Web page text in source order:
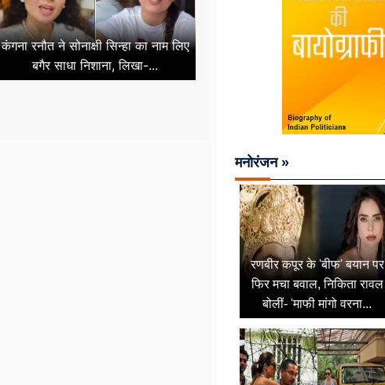
कंगना रनौत ने सोनाक्षी सिन्हा का नाम लिए
बगैर साधा निशाना, लिखा-...
मनोरंजन »
रणबीर कपूर के 'बीफ' बयान पर
फिर मचा बवाल, निकिता रावल
बोलीं- 'माफी मांगो वरना...